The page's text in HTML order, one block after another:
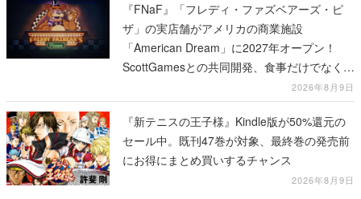
『FNaF』「フレディ・ファズベアーズ・ピ
ザ」の実店舗がアメリカの商業施設
「American Dream」に2027年オープン！
ScottGamesとの共同開発、食事だけでなくス
テージショーや没入型のホラー体験も楽しめ
る
2026年8月9日
『新テニスの王子様』Kindle版が50%還元の
セール中。既刊47巻が対象、最終巻の発売前
にお得にまとめ買いするチャンス
2026年8月9日